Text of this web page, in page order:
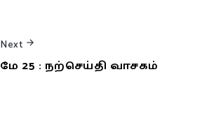
Next
மே 25 : நற்செய்தி வாசகம்